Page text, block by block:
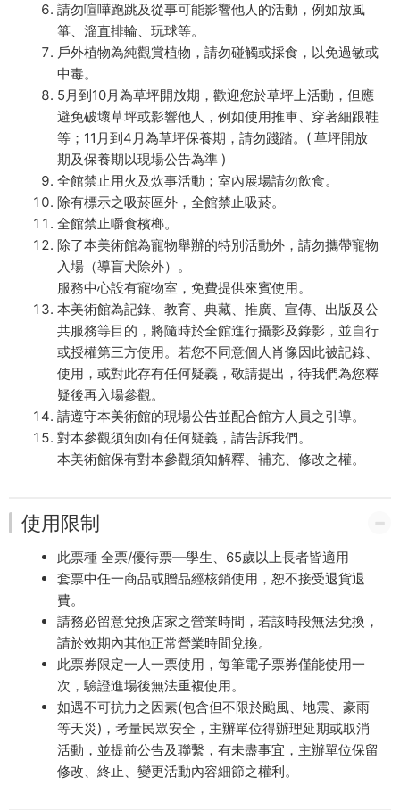
請勿喧嘩跑跳及從事可能影響他人的活動，例如放風
箏、溜直排輪、玩球等。
戶外植物為純觀賞植物，請勿碰觸或採食，以免過敏或
中毒。
5月到10月為草坪開放期，歡迎您於草坪上活動，但應
避免破壞草坪或影響他人，例如使用推車、穿著細跟鞋
等；11月到4月為草坪保養期，請勿踐踏。( 草坪開放
期及保養期以現場公告為準 )
全館禁止用火及炊事活動；室內展場請勿飲食。
除有標示之吸菸區外，全館禁止吸菸。
全館禁止嚼食檳榔。
除了本美術館為寵物舉辦的特別活動外，請勿攜帶寵物
入場（導盲犬除外）。
服務中心設有寵物室，免費提供來賓使用。
本美術館為記錄、教育、典藏、推廣、宣傳、出版及公
共服務等目的，將隨時於全館進行攝影及錄影，並自行
或授權第三方使用。若您不同意個人肖像因此被記錄、
使用，或對此存有任何疑義，敬請提出，待我們為您釋
疑後再入場參觀。
請遵守本美術館的現場公告並配合館方人員之引導。
對本參觀須知如有任何疑義，請告訴我們。
本美術館保有對本參觀須知解釋、補充、修改之權。
使用限制
此票種 全票/優待票─學生、65歲以上長者皆適用
套票中任一商品或贈品經核銷使用，恕不接受退貨退
費。
請務必留意兌換店家之營業時間，若該時段無法兌換，
請於效期內其他正常營業時間兌換。
此票券限定一人一票使用，每筆電子票券僅能使用一
次，驗證進場後無法重複使用。
如遇不可抗力之因素(包含但不限於颱風、地震、豪雨
等天災)，考量民眾安全，主辦單位得辦理延期或取消
活動，並提前公告及聯繫，有未盡事宜，主辦單位保留
修改、終止、變更活動內容細節之權利。